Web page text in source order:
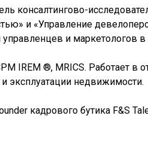
консалтингово-
и «Управление
управленцев и маркетологов
IREM ®, MRICS. Работает
эксплуатации недвижимости.
кадрового бутика F&S